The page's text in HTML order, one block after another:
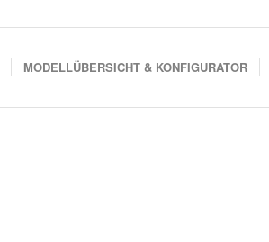
MODELLÜBERSICHT & KONFIGURATOR